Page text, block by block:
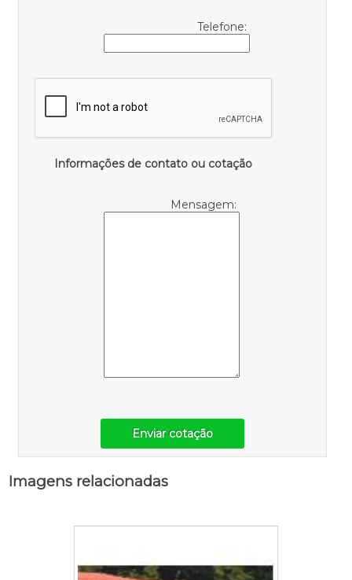
Telefone:
Informações de contato ou cotação
Mensagem:
Enviar cotação
Imagens relacionadas